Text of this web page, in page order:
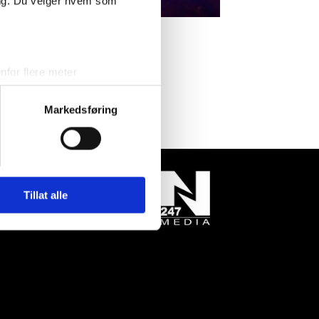
flere meter
hvordan de skal brukes.
partnerne våre innen
du har gjort tilgjengelig for
Markedsføring
Tillat alle